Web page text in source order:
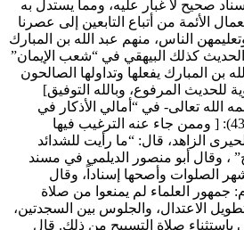
صحيح لا غبار عليه، ومما يستدل به
الأئمة من أتباع التابعين إلى عصرنا
الناس، منهم عبد الله بن المبارك
كذلك البيهقي في “شعب الإيمان”
بن المبارك يفعلها وتداولها الصالحون
المرفوع، وبالله التوفيق]
الله تعالى- في “أمالي الأذكار في
فضل صلاة التسبيح” (ص: 43): [ وممن جاء عنه الترغيب فيها
الزاهد، قال: “ما رأيت للشدائد
، وقال أبو منصور الديلمي في مسند
الصلوات وأصحها إسناداً، وقال
جمهور العلماء لم يمنعوا من صلاة
الاعتدال، والجلوس بين السجدتين،
باستثناء صلاة التسبيح من ذلك. قال